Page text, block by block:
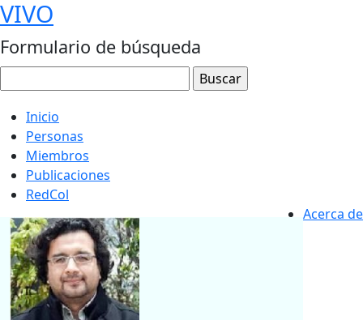
VIVO
Formulario de búsqueda
Inicio
Personas
Miembros
Publicaciones
RedCol
Acerca de